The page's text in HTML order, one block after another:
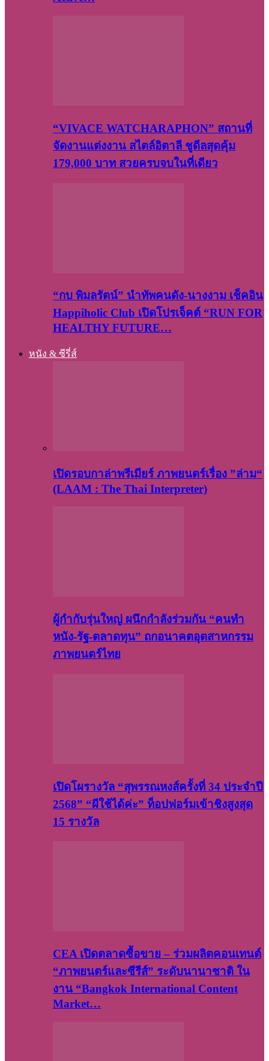
“VIVACE WATCHARAPHON” สถานที่
จัดงานแต่งงาน สไตล์อิตาลี ชูดีลสุดคุ้ม
179,000 บาท สวยครบจบในที่เดียว
“กบ พิมลรัตน์” นำทัพคนดัง-นางงาม เช็คอิน
Happiholic Club เปิดโปรเจ็คต์ “RUN FOR
HEALTHY FUTURE…
หนัง & ซีรี่ส์
เปิดรอบกาล่าพรีเมียร์ ภาพยนตร์เรื่อง ”ล่าม“
(LAAM : The Thai Interpreter)
ผู้กำกับรุ่นใหญ่ ผนึกกำลังร่วมกัน “คนทำ
หนัง-รัฐ-ตลาดทุน” ถกอนาคตอุตสาหกรรม
ภาพยนตร์ไทย
เปิดโผรางวัล “สุพรรณหงส์ครั้งที่ 34 ประจำปี
2568” “ผีใช้ได้ค่ะ” ท็อปฟอร์มเข้าชิงสูงสุด
15 รางวัล
CEA เปิดตลาดซื้อขาย – ร่วมผลิตคอนเทนต์
“ภาพยนตร์และซีรีส์” ระดับนานาชาติ ใน
งาน “Bangkok International Content
Market…